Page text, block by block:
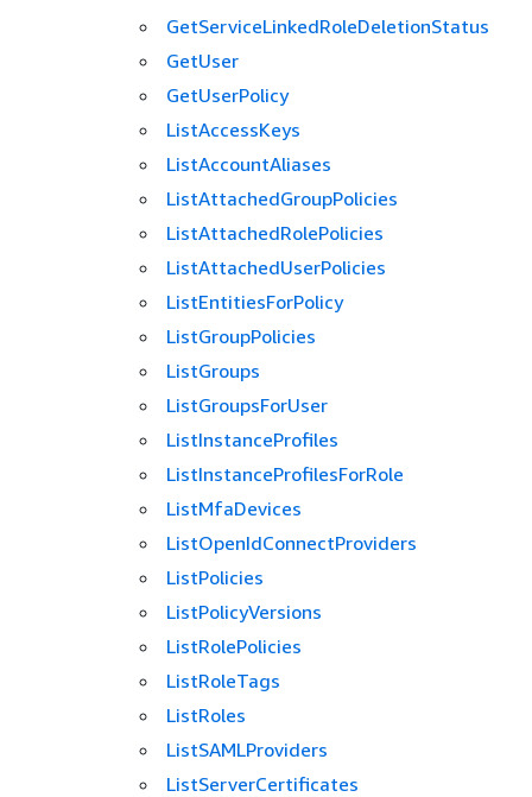
GetServiceLinkedRoleDeletionStatus
GetUser
GetUserPolicy
ListAccessKeys
ListAccountAliases
ListAttachedGroupPolicies
ListAttachedRolePolicies
ListAttachedUserPolicies
ListEntitiesForPolicy
ListGroupPolicies
ListGroups
ListGroupsForUser
ListInstanceProfiles
ListInstanceProfilesForRole
ListMfaDevices
ListOpenIdConnectProviders
ListPolicies
ListPolicyVersions
ListRolePolicies
ListRoleTags
ListRoles
ListSAMLProviders
ListServerCertificates